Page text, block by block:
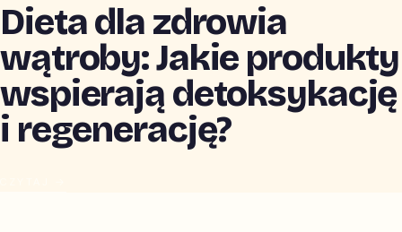
Dieta dla zdrowia
wątroby: Jakie produkty
wspierają detoksykację
i regenerację?